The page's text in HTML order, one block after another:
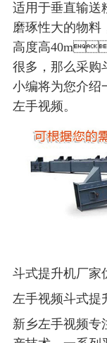
适用于垂直输送粉
磨琢性大的物料
高度高40m
很多，那么采购
小编将为您介
左手视频。
斗式提升机厂家
左手视频斗式提
新乡左手视频专